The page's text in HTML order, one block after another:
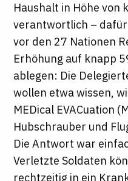
Haushalt in Höhe von
verantwortlich –
vor den 27 Nationen
Erhöhung auf knapp
ablegen: Die
wollen etwa wissen,
MEDical EVACuation
Hubschrauber und
Die Antwort war
Verletzte Soldaten
rechtzeitig in ein